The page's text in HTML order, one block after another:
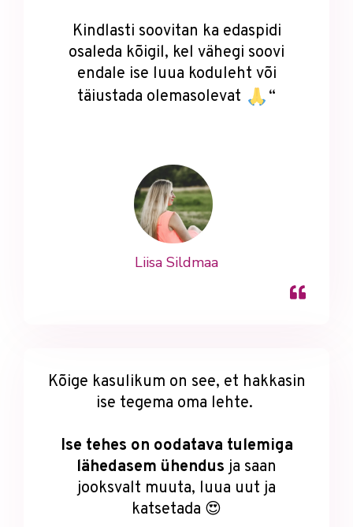
Kindlasti soovitan ka edaspidi
osaleda kõigil, kel vähegi soovi
endale ise luua koduleht või
täiustada olemasolevat
“
Liisa Sildmaa
Kõige kasulikum on see, et hakkasin
ise tegema oma lehte.
Ise tehes on oodatava tulemiga
lähedasem ühendusja saan
jooksvalt muuta, luua uut ja
katsetada 😍